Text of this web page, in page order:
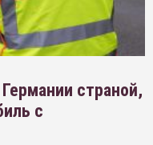
страной,
с